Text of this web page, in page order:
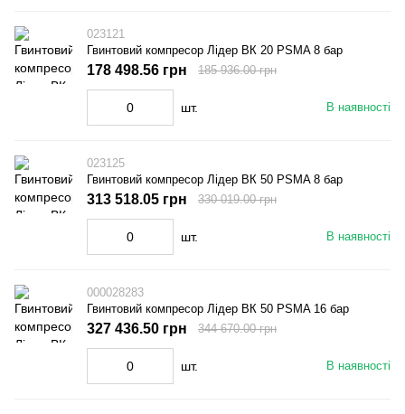
023121
Гвинтовий компресор Лідер ВК 20 PSMA 8 бар
В наявності
178 498.56 грн 185 936.00 грн
шт.
023125
Гвинтовий компресор Лідер ВК 50 PSMA 8 бар
В наявності
313 518.05 грн 330 019.00 грн
шт.
000028283
Гвинтовий компресор Лідер ВК 50 PSMA 16 бар
В наявності
327 436.50 грн 344 670.00 грн
шт.